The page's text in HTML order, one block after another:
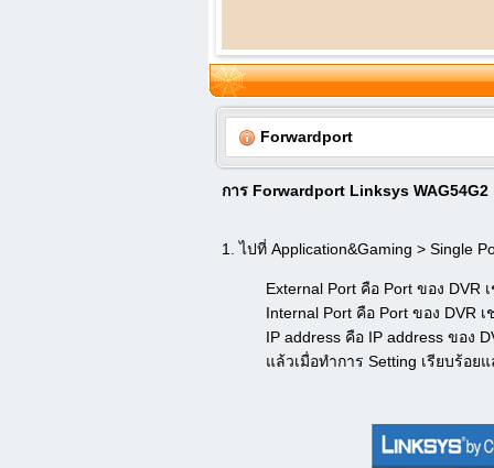
Forwardport
การ Forwardport Linksys WAG54G2
1. ไปที่ Application&Gaming > Single
External Port คือ Port ของ DVR
Internal Port คือ Port ของ DVR
IP address คือ IP address ของ
แล้วเมื่อทำการ Setting เรียบร้อย